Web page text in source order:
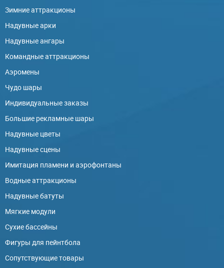
Зимние аттракционы
Надувные арки
Надувные ангары
Командные аттракционы
Аэромены
Чудо шары
Индивидуальные заказы
Большие рекламные шары
Надувные цветы
Надувные сцены
Имитация пламени и аэрофонтаны
Водные аттракционы
Надувные батуты
Мягкие модули
Сухие бассейны
Фигуры для пейнтбола
Сопутствующие товары